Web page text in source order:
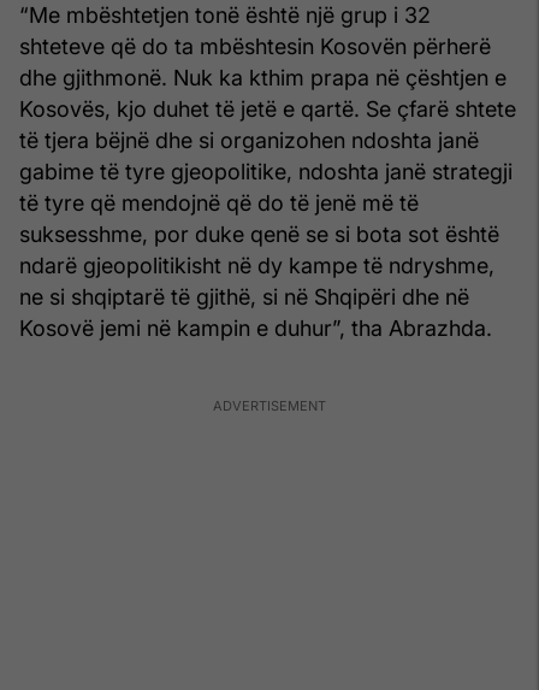
“Me mbështetjen tonë është një grup i 32
shteteve që do ta mbështesin Kosovën përherë
dhe gjithmonë. Nuk ka kthim prapa në çështjen e
Kosovës, kjo duhet të jetë e qartë. Se çfarë shtete
të tjera bëjnë dhe si organizohen ndoshta janë
gabime të tyre gjeopolitike, ndoshta janë strategji
të tyre që mendojnë që do të jenë më të
suksesshme, por duke qenë se si bota sot është
ndarë gjeopolitikisht në dy kampe të ndryshme,
ne si shqiptarë të gjithë, si në Shqipëri dhe në
Kosovë jemi në kampin e duhur”, tha Abrazhda.